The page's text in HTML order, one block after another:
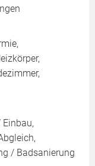
/ Badsanierung